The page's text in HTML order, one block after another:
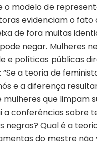
o modelo de
evidenciam o
de fora muitas
negar. Mulheres
e políticas públicas
“Se a teoria de
e a diferença
que limpam
a conferências sobre
negras? Qual é a
do mestre não